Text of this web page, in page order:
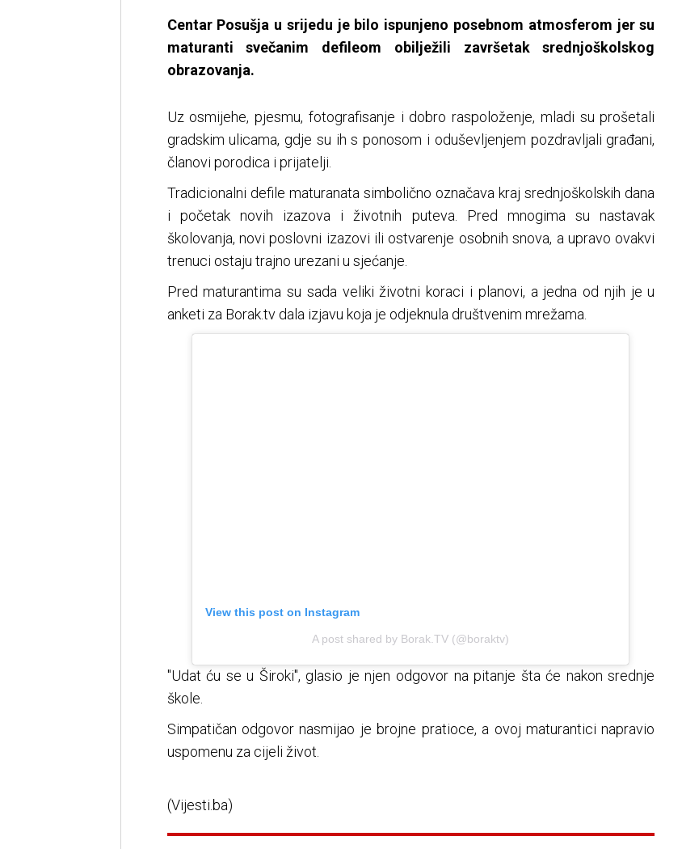
Centar Posušja u srijedu je bilo ispunjeno posebnom atmosferom jer su
maturanti svečanim defileom obilježili završetak srednjoškolskog
obrazovanja.
Uz osmijehe, pjesmu, fotografisanje i dobro raspoloženje, mladi su prošetali
gradskim ulicama, gdje su ih s ponosom i oduševljenjem pozdravljali građani,
članovi porodica i prijatelji.
Tradicionalni defile maturanata simbolično označava kraj srednjoškolskih dana
i početak novih izazova i životnih puteva. Pred mnogima su nastavak
školovanja, novi poslovni izazovi ili ostvarenje osobnih snova, a upravo ovakvi
trenuci ostaju trajno urezani u sjećanje.
Pred maturantima su sada veliki životni koraci i planovi, a jedna od njih je u
anketi za Borak.tv dala izjavu koja je odjeknula društvenim mrežama.
View this post on Instagram
A post shared by Borak.TV (@boraktv)
"Udat ću se u Široki", glasio je njen odgovor na pitanje šta će nakon srednje
škole.
Simpatičan odgovor nasmijao je brojne pratioce, a ovoj maturantici napravio
uspomenu za cijeli život.
(Vijesti.ba)